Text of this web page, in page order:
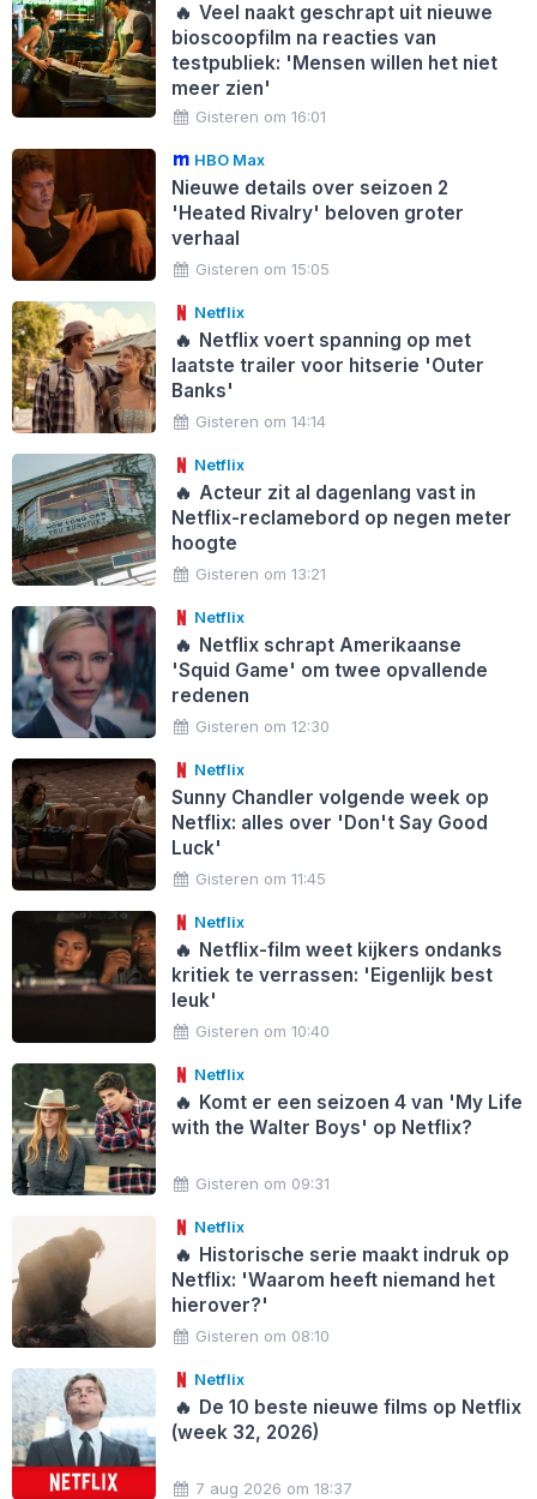
🔥 Veel naakt geschrapt uit nieuwe
bioscoopfilm na reacties van
testpubliek: 'Mensen willen het niet
meer zien'
Gisteren om 16:01
HBO Max
Nieuwe details over seizoen 2
'Heated Rivalry' beloven groter
verhaal
Gisteren om 15:05
Netflix
🔥 Netflix voert spanning op met
laatste trailer voor hitserie 'Outer
Banks'
Gisteren om 14:14
Netflix
🔥 Acteur zit al dagenlang vast in
Netflix-reclamebord op negen meter
hoogte
Gisteren om 13:21
Netflix
🔥 Netflix schrapt Amerikaanse
'Squid Game' om twee opvallende
redenen
Gisteren om 12:30
Netflix
Sunny Chandler volgende week op
Netflix: alles over 'Don't Say Good
Luck'
Gisteren om 11:45
Netflix
🔥 Netflix-film weet kijkers ondanks
kritiek te verrassen: 'Eigenlijk best
leuk'
Gisteren om 10:40
Netflix
🔥 Komt er een seizoen 4 van 'My Life
with the Walter Boys' op Netflix?
Gisteren om 09:31
Netflix
🔥 Historische serie maakt indruk op
Netflix: 'Waarom heeft niemand het
hierover?'
Gisteren om 08:10
Netflix
🔥 De 10 beste nieuwe films op Netflix
(week 32, 2026)
7 aug 2026 om 18:37